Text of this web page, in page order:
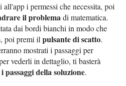
i permessi che necessita, poi
il problema di matematica.
dai bordi bianchi in modo che
, poi premi ilpulsante di scatto.
mostrati i passaggi per
vederli in dettaglio, ti basterà
passaggi della soluzione.